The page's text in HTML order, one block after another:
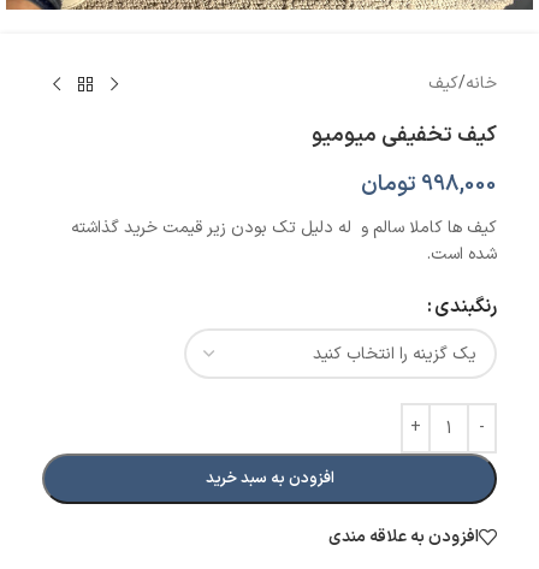
خانه/کیف
کیف تخفیفی میومیو
998,000 تومان
کیف ها کاملا سالم و له دلیل تک بودن زیر قیمت خرید گذاشته
شده است.
رنگبندی
افزودن به سبد خرید
افزودن به علاقه مندی